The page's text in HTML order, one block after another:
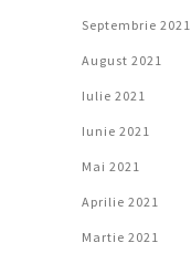
Septembrie 2021
August 2021
Iulie 2021
Iunie 2021
Mai 2021
Aprilie 2021
Martie 2021